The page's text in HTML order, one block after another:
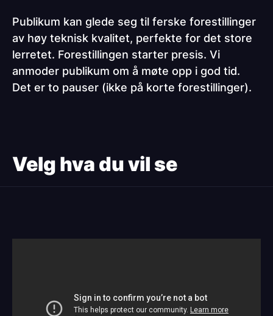
Publikum kan glede seg til ferske forestillinger
av høy teknisk kvalitet, perfekte for det store
lerretet. Forestillingen starter presis. Vi
anmoder publikum om å møte opp i god tid.
Det er to pauser (ikke på korte forestillinger).
Velg hva du vil se